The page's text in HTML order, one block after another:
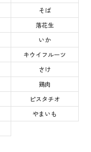
そば
落花生
いか
キウイフルーツ
さけ
鶏肉
ピスタチオ
やまいも